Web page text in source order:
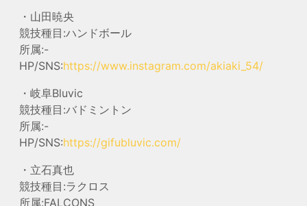
・山田暁央
競技種目:ハンドボール
所属:-
HP/SNS:https://www.instagram.com/akiaki_54/
・岐阜Bluvic
競技種目:バドミントン
所属:-
HP/SNS:https://gifubluvic.com/
・立石真也
競技種目:ラクロス
所属:FALCONS